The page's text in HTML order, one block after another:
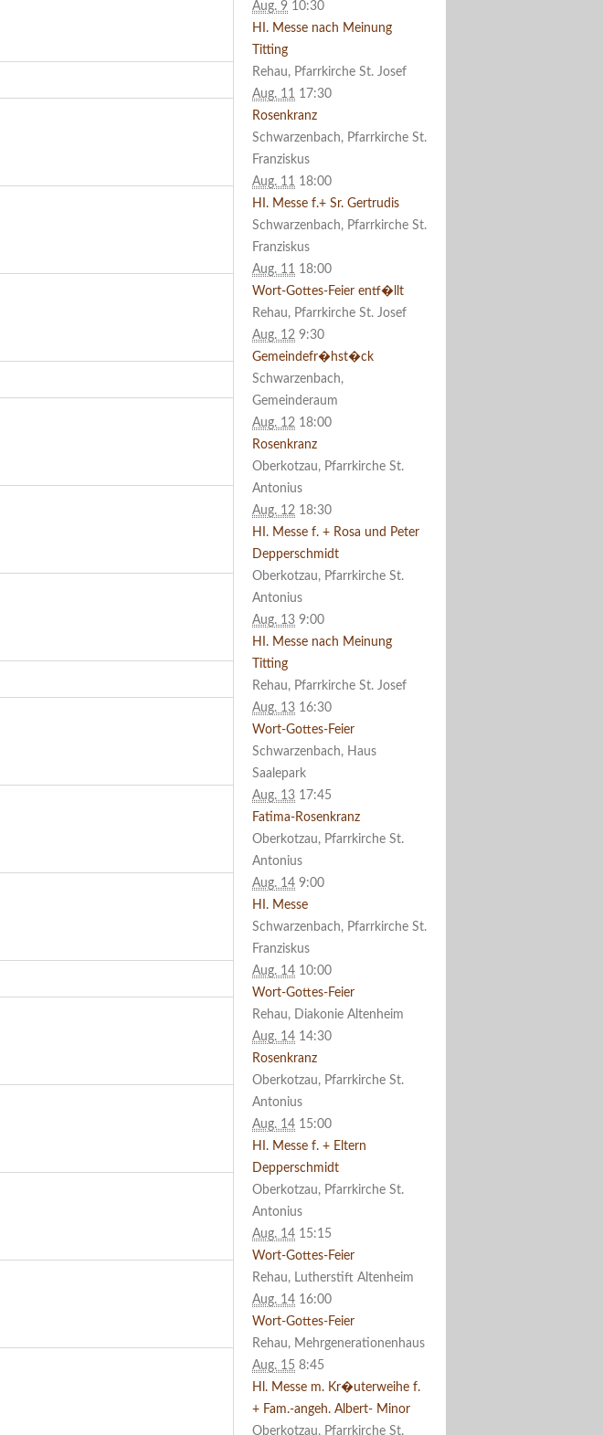
Aug. 9 10:30
HI. Messe nach Meinung
Titting
Rehau, Pfarrkirche St. Josef
Aug. 11 17:30
Rosenkranz
Schwarzenbach, Pfarrkirche St.
Franziskus
Aug. 11 18:00
HI. Messe f.+ Sr. Gertrudis
Schwarzenbach, Pfarrkirche St.
Franziskus
Aug. 11 18:00
Wort-Gottes-Feier entf�llt
Rehau, Pfarrkirche St. Josef
Aug. 12 9:30
Gemeindefr�hst�ck
Schwarzenbach,
Gemeinderaum
Aug. 12 18:00
Rosenkranz
Oberkotzau, Pfarrkirche St.
Antonius
Aug. 12 18:30
HI. Messe f. + Rosa und Peter
Depperschmidt
Oberkotzau, Pfarrkirche St.
Antonius
Aug. 13 9:00
HI. Messe nach Meinung
Titting
Rehau, Pfarrkirche St. Josef
Aug. 13 16:30
Wort-Gottes-Feier
Schwarzenbach, Haus
Saalepark
Aug. 13 17:45
Fatima-Rosenkranz
Oberkotzau, Pfarrkirche St.
Antonius
Aug. 14 9:00
HI. Messe
Schwarzenbach, Pfarrkirche St.
Franziskus
Aug. 14 10:00
Wort-Gottes-Feier
Rehau, Diakonie Altenheim
Aug. 14 14:30
Rosenkranz
Oberkotzau, Pfarrkirche St.
Antonius
Aug. 14 15:00
HI. Messe f. + Eltern
Depperschmidt
Oberkotzau, Pfarrkirche St.
Antonius
Aug. 14 15:15
Wort-Gottes-Feier
Rehau, Lutherstift Altenheim
Aug. 14 16:00
Wort-Gottes-Feier
Rehau, Mehrgenerationenhaus
Aug. 15 8:45
Hl. Messe m. Kr�uterweihe f.
+ Fam.-angeh. Albert- Minor
Oberkotzau, Pfarrkirche St.